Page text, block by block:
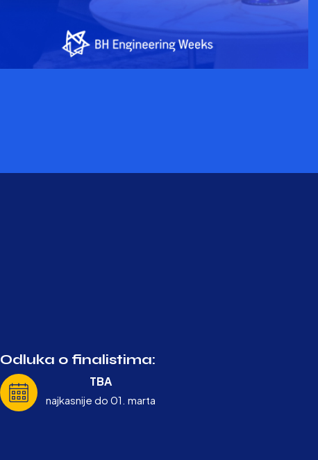
Odluka o finalistima:
TBA
najkasnije do 01. marta